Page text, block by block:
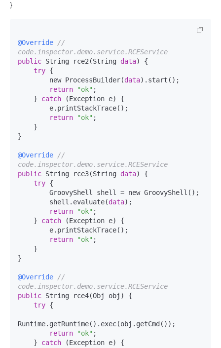
}
@Override
//
code.inspector.demo.service.RCEService
public String rce2(String data) {
try {
        new ProcessBuilder(
data).start();
return
"ok" ;
    }
catch (Exception e) {
return
"ok" ;
}
@Override
//
code.inspector.demo.service.RCEService
public String rce3(String data) {
try {
        shell.evaluate(
data);
return
"ok" ;
    }
catch (Exception e) {
return
"ok" ;
}
@Override
//
code.inspector.demo.service.RCEService
public String rce4(Obj obj) {
try {
Runtime.getRuntime().exec(obj.getCmd());
return
"ok" ;
    }
catch (Exception e) {